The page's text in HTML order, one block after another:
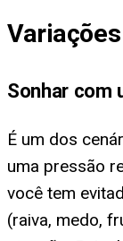
Sonhar com
É um dos
uma pressão
você tem
(raiva, medo,